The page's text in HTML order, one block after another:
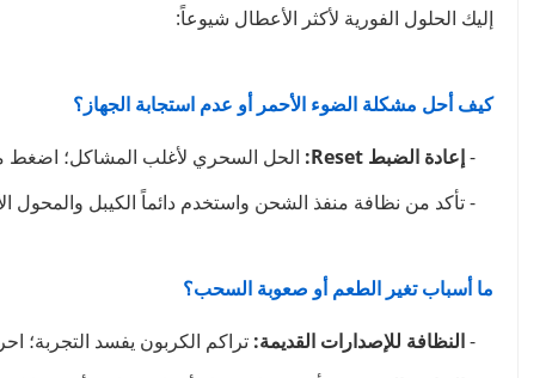
إليك الحلول الفورية لأكثر الأعطال شيوعاً:
كيف أحل مشكلة الضوء الأحمر أو عدم استجابة الجهاز؟
-إعادة الضبط Reset:
الحل السحري لأغلب المشاكل؛ اضغط مطولاً على زر التشغيل
- تأكد من نظافة منفذ الشحن واستخدم دائماً الكيبل
ما أسباب تغير الطعم أو صعوبة السحب؟
-النظافة للإصدارات القديمة: تراكم الكربون يفسد التجربة؛